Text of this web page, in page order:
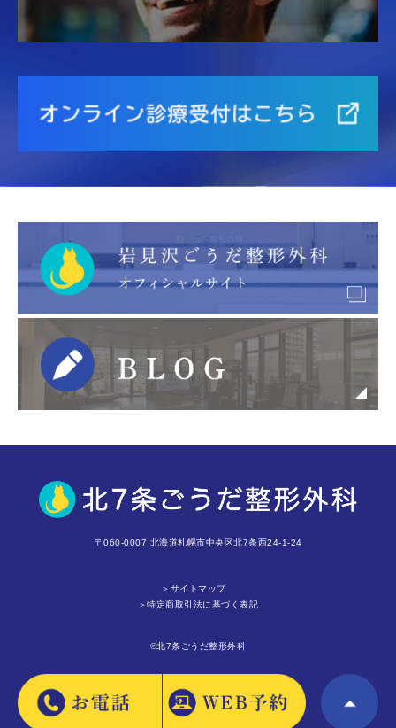
〒060-0007 北海道札幌市中央区北7条西24-1-24
＞サイトマップ
＞特定商取引法に基づく表記
©北7条ごうだ整形外科